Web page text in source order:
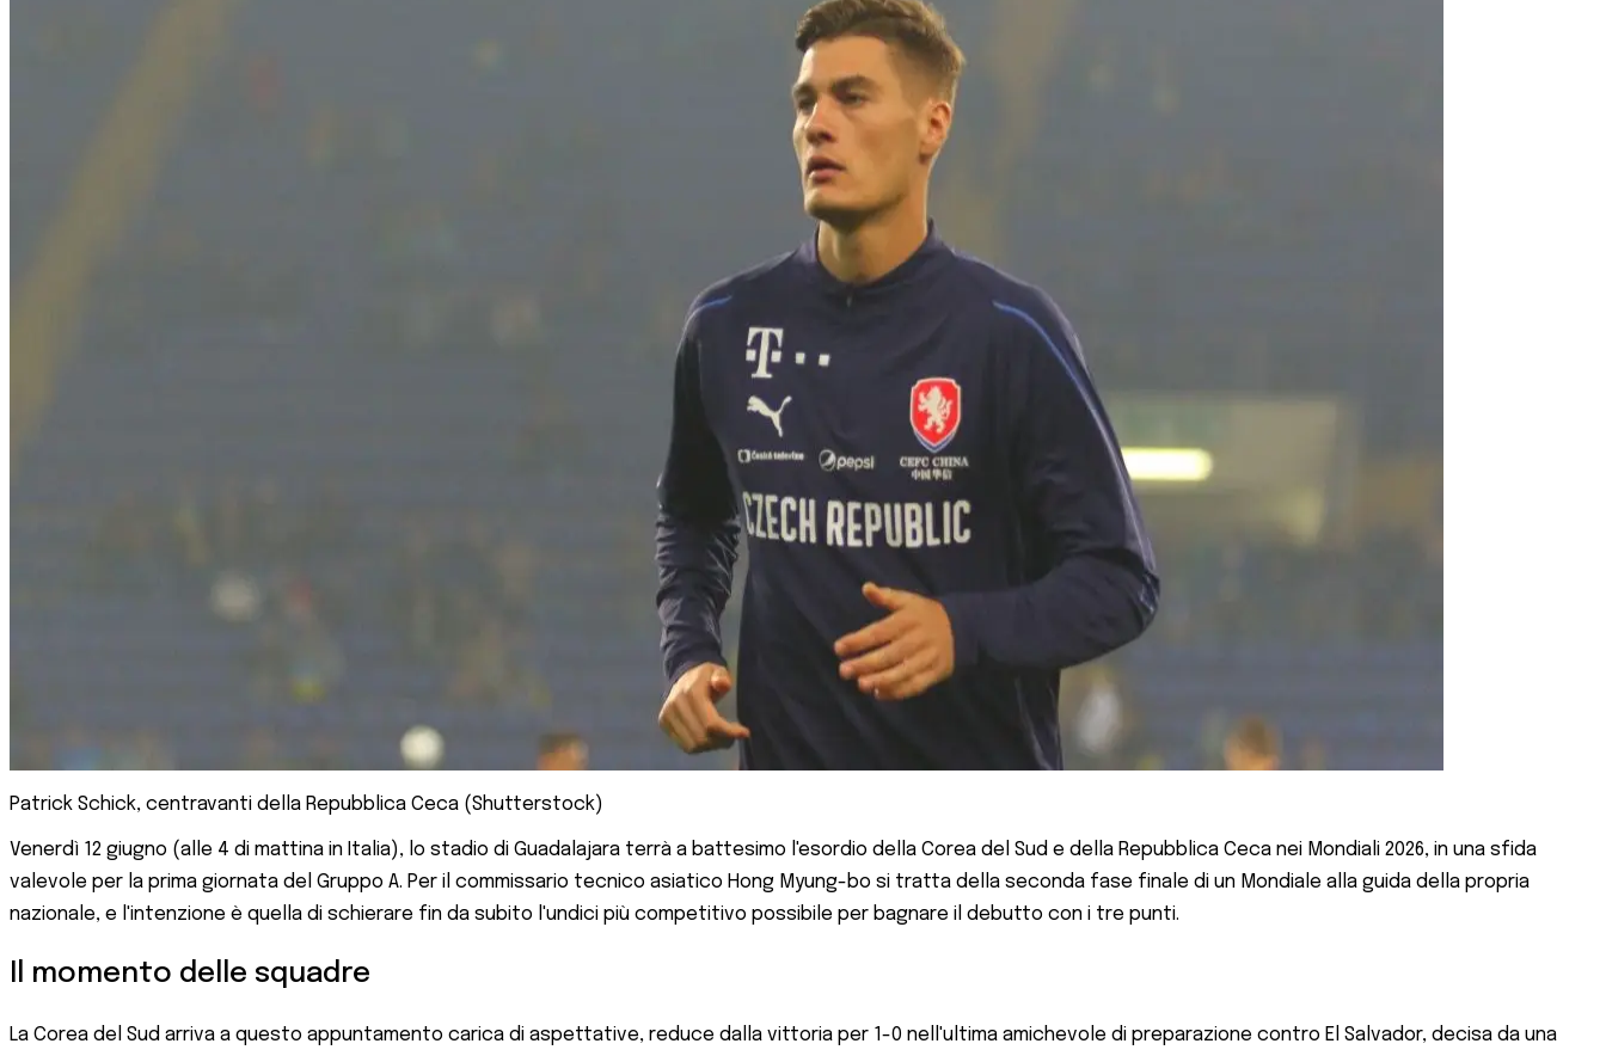
Patrick Schick, centravanti della Repubblica Ceca (Shutterstock)
Venerdì 12 giugno (alle 4 di mattina in Italia), lo stadio di Guadalajara terrà a battesimo l'esordio della Corea del Sud e della Repubblica Ceca nei Mondiali 2026, in una sfida
valevole per la prima giornata del Gruppo A. Per il commissario tecnico asiatico Hong Myung-bo si tratta della seconda fase finale di un Mondiale alla guida della propria
nazionale, e l'intenzione è quella di schierare fin da subito l'undici più competitivo possibile per bagnare il debutto con i tre punti.
Il momento delle squadre
La Corea del Sud arriva a questo appuntamento carica di aspettative, reduce dalla vittoria per 1-0 nell'ultima amichevole di preparazione contro El Salvador, decisa da una